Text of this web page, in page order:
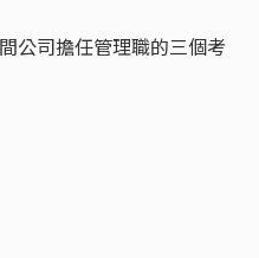
公司擔任管理職的三個考